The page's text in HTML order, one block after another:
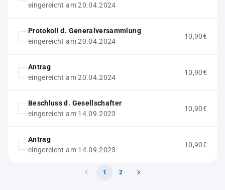
eingereicht am 20.04.2024
Protokoll d. Generalversammlung
eingereicht am 20.04.2024
10,90€
Antrag
eingereicht am 20.04.2024
10,90€
Beschluss d. Gesellschafter
eingereicht am 14.09.2023
10,90€
Antrag
eingereicht am 14.09.2023
10,90€
1 2